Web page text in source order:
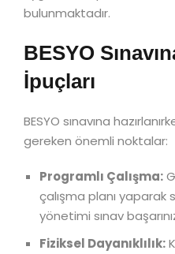
bulunmaktadır.
BESYO
İpuçları
BESYO sınavına
gereken önemli noktalar:
Programlı Çalışma:
çalışma planı yaparak
yönetimi sınav
Fiziksel Dayanıklılık: